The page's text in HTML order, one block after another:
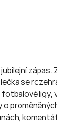
zápas.
se